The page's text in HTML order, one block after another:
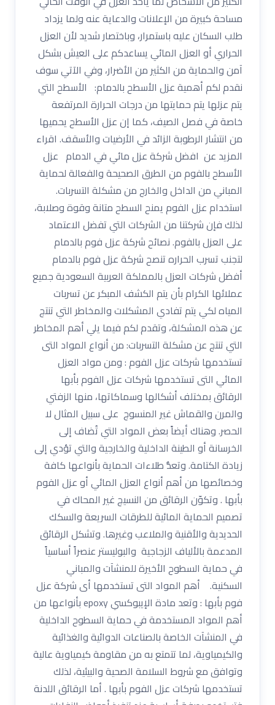
مساحة كبيرة من الإعلانات والدعاية عنه ولما يزداد
طلب السكان عليه باستمرار، وباختصار شديد لأن العزل
الحراري أو العزل المائي يساعدكم على العيش بشكل
آمن والحماية من الكثير من الأضرار، وفي الآتي سوف
نقدم لكم أهمية عزل الأسطح بالدمام: الأسطح التي
يتم عزلها يتم حمايتها من درجات الحرارة المرتفعة
خاصة في فصل الصيف، كما إن عزل الأسطح يحميها
من انتشار الرطوبة الزائد في الأرضيات والأسقف. اقراء
المزيد عن افضل شركة عزل مائي في الدمام عزل
الأسطح بالفوم من الطرق الصحيحة والفعالة لحماية
المباني من الداخل والخارج من مشكلة التسربات.
استخدام عزل الفوم يمنح السطح متانة وقوة وصلابة،
لذلك فإن شركتنا من الشركات التي تفضل الاعتماد
على العزل بالفوم. نصائح شركة عزل فوم بالدمام
لتجنب تسرب الحراره تنصح شركة عزل فوم بالدمام
أفضل شركات العزل بالمملكة العربية السعودية جميع
عملائها الكرام بأن يتم الكشف المبكر عن تسربات
المياه لكي يتم تفادي المشكلات والمخاطر التي تنتج
عن هذه المشكلة، وتقدم لكم فيما يلي أهم المخاطر
التي تنتج عن مشكلة التسربات: من أنواع المواد التى
تستخدمها شركات عزل الفوم : ومن مواد العزل
المائي التى تستخدمها شركات عزل الفوم بأبها
الرقائق بمختلف أشكالها وسماكاتها، منها الزفتي
والمرن والقماش غير المنسوج على سبيل المثال لا
الحصر. وهناك أيضاً بعض المواد التي تُضاف إلى
الخرسانة أو الطينة الداخلية والخارجية والتي تؤدي إلى
زيادة الكتامة. وتعدُّ طلاءات الحماية بأنواعها كافة
وخصائصها من أهم أنواع العزل المائي أو عزل الفوم
بأبها . وتكوّن الرقائق من النسيج غير المحاك في
تصميم الحماية المائية للطرقات السريعة والسكك
الحديدية والأقنية والملاعب وغيرها. وتشكل الرقائق
المدعمة بالألياف الزجاجية والبوليستر عنصراً أساسياً
في حماية السطوح الأخيرة للمنشآت والمباني
السكنية. أهم المواد التى تستخدمها أى شركة عزل
فوم بأبها : وتعد مادة الإيبوكسي epoxy بأنواعها من
أهم المواد المستخدمة في حماية السطوح الداخلية
في المنشآت الخاصة بالصناعات الدوائية والغذائية
والكيمياوية، لما تتمتع به من مقاومة كيمياوية عالية
وتوافق مع شروط السلامة الصحية والبيئية، لذلك
تستخدمها شركات عزل الفوم بأبها . أما الرقائق اللدنة